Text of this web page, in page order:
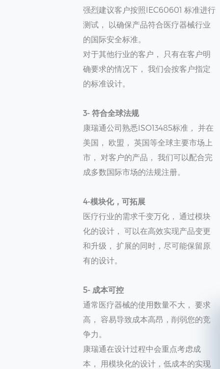
强烈建议客户按照IEC60601 标准进行
测试， 以确保产品符合医疗器械行业
的国际安全标准。
对于其他行业的客户， 只有在客户明
确要求的情况下， 我们会按客户指定
的标准设计。
3- 符合全球法规
康瑞通公司熟悉ISO13485标准， 并在
美国， 欧盟， 英国等全球主要市场上
市， 对客户的产品， 我们可以配合完
成多数国际市场的法规注册。
4-模块化，可拓展
医疗行业的需求千变万化， 通过模块
化的设计， 可以在高效实现产品变更
和升级， 扩展的同时，尽可能保留原
有的设计。
5- 成本可控
通常医疗器械的使用数量不大， 要求
高， 容易导致成本高昂，削弱您的竞
争力。
康瑞通在设计过程中会重点考虑成
本， 用模块化的设计，低成本的实现